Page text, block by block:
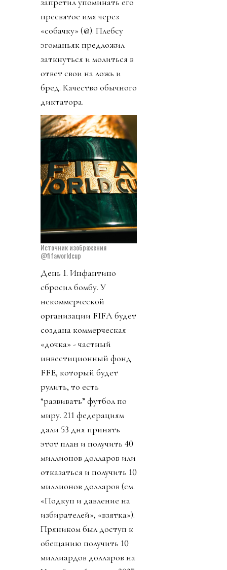
пресвятое имя через
«собачку» (@). Плебсу
эгоманьяк предложил
заткнуться и молиться в
ответ свои на ложь и
бред. Качество обычного
диктатора.
Источник изображения
@fifaworldcup
День 1. Инфантино
сбросил бомбу. У
некоммерческой
организации FIFA будет
создана коммерческая
«дочка» - частный
инвестиционный фонд
FFE, который будет
рулить, то есть
“развивать” футбол по
миру. 211 федерациям
дали 53 дня принять
этот план и получить 40
миллионов долларов или
отказаться и получить 10
миллионов долларов (см.
«Подкуп и давление на
избирателей», «взятка»).
Пряником был доступ к
обещанию получить 10
миллиардов долларов на